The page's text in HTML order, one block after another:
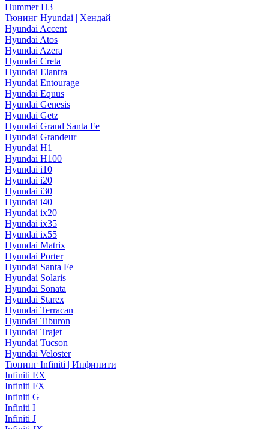
Hummer H3
Тюнинг Hyundai | Хендай
Hyundai Accent
Hyundai Atos
Hyundai Azera
Hyundai Creta
Hyundai Elantra
Hyundai Entourage
Hyundai Equus
Hyundai Genesis
Hyundai Getz
Hyundai Grand Santa Fe
Hyundai Grandeur
Hyundai H1
Hyundai H100
Hyundai i10
Hyundai i20
Hyundai i30
Hyundai i40
Hyundai ix20
Hyundai ix35
Hyundai ix55
Hyundai Matrix
Hyundai Porter
Hyundai Santa Fe
Hyundai Solaris
Hyundai Sonata
Hyundai Starex
Hyundai Terracan
Hyundai Tiburon
Hyundai Trajet
Hyundai Tucson
Hyundai Veloster
Тюнинг Infiniti | Инфинити
Infiniti EX
Infiniti FX
Infiniti G
Infiniti I
Infiniti J